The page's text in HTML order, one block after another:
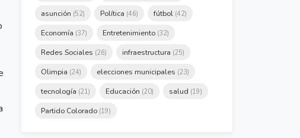
asunción (52) Política (46) fútbol (42)
Economía (37) Entretenimiento (32)
Redes Sociales (26) infraestructura (25)
Olimpia (24) elecciones municipales (23)
tecnología (21) Educación (20) salud (19)
Partido Colorado (19)